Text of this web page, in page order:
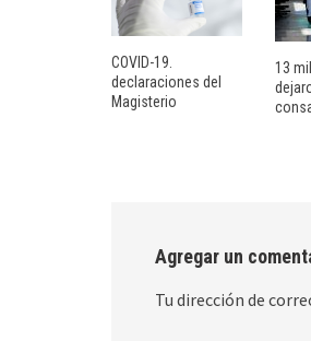
COVID-19.
declaraciones del
Magisterio
13
Agregar un
Tu dirección de